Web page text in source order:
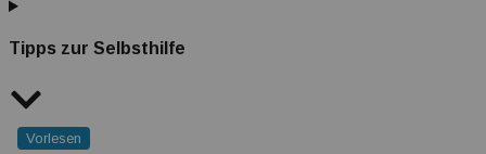
Tipps zur Selbsthilfe
Vorlesen